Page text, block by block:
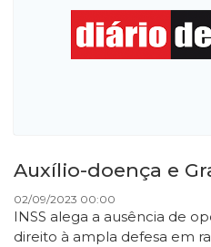
Auxílio-doença e
02/09/2023 00:00
INSS alega a ausência de
direito à ampla defesa em